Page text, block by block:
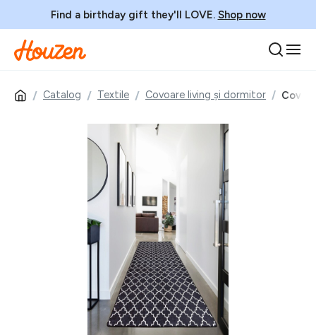
Find a birthday gift they'll LOVE. Shop now
Catalog Textile Covoare living și dormitor